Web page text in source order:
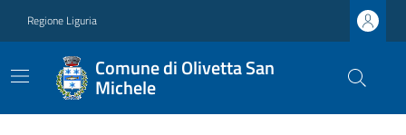
Regione Liguria
Comune di Olivetta San
Michele